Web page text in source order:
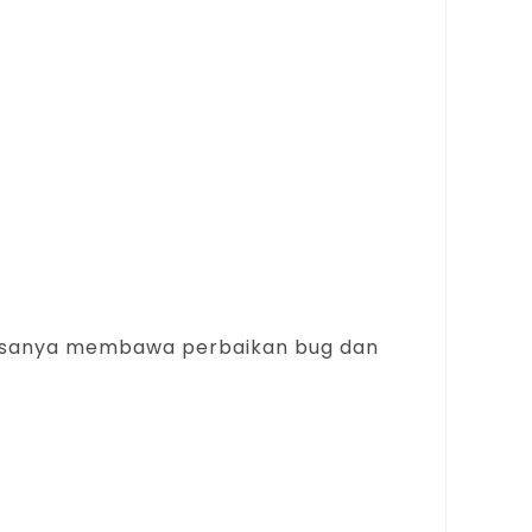
membawa perbaikan bug dan